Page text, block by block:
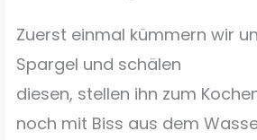
Zuerst einmal kümmern wir
Spargel und schälen
diesen, stellen ihn zum
noch mit Biss aus dem